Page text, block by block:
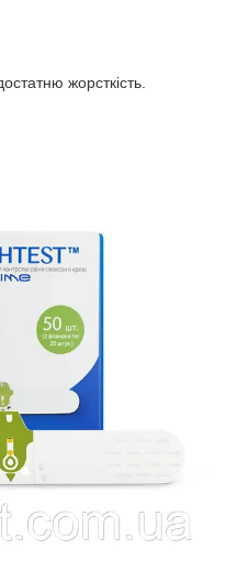
жорсткість.